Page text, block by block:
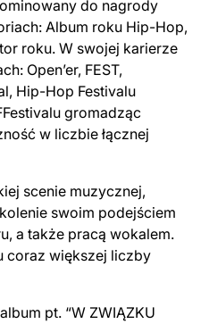
do nagrody
Album roku Hip-Hop,
roku. W swojej karierze
Open’er, FEST,
Hip-Hop Festivalu
gromadząc
w liczbie łącznej
scenie muzycznej,
swoim podejściem
a także pracą wokalem.
coraz większej liczby
pt. “W ZWIĄZKU